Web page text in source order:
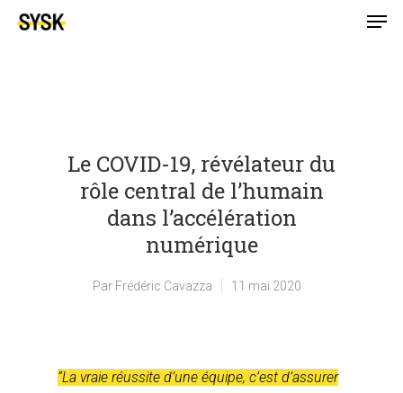
Le COVID-19, révélateur du
rôle central de l’humain
dans l’accélération
numérique
Par Frédéric Cavazza 11 mai 2020
“La vraie réussite d’une équipe, c’est d’assurer